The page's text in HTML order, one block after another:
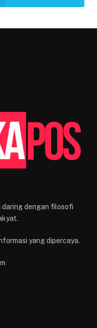
daring dengan filosofi
yang dipercaya.